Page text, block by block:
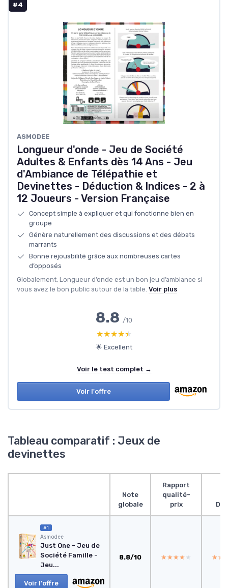
#4
ASMODEE
Longueur d'onde - Jeu de Société
Adultes & Enfants dès 14 Ans - Jeu
d'Ambiance de Télépathie et
Devinettes - Déduction & Indices - 2 à
12 Joueurs - Version Française
Concept simple à expliquer et qui fonctionne bien en
groupe
Génère naturellement des discussions et des débats
marrants
Bonne rejouabilité grâce aux nombreuses cartes
d’opposés
Globalement, Longueur d’onde est un bon jeu d’ambiance si
vous avez le bon public autour de la table. Voir plus
8.8 /10
★★★★★
★★★★★
🌟 Excellent
Voir le test complet →
Voir l'offre
Tableau comparatif : Jeux de
devinettes
Note
globale
Rapport
qualité-
prix
#1
Asmodee
Just One - Jeu de
Société Famille -
Jeu...
Voir l'offre
8.8/10 ★★★★★
★★★★★